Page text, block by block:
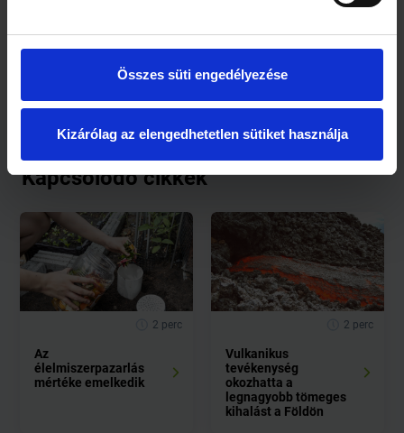
Összes süti engedélyezése
Kizárólag az elengedhetetlen sütiket használja
Kapcsolódó cikkek
2 perc
Az
élelmiszerpazarlás
mértéke emelkedik
2 perc
Vulkanikus
tevékenység
okozhatta a
legnagyobb tömeges
kihalást a Földön